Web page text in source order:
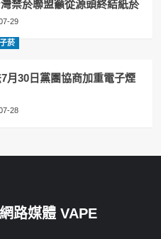
禁菸聯盟籲從源頭終結紙菸
29
菸
月30日黨團協商加重電子煙
28
路媒體 VAPE